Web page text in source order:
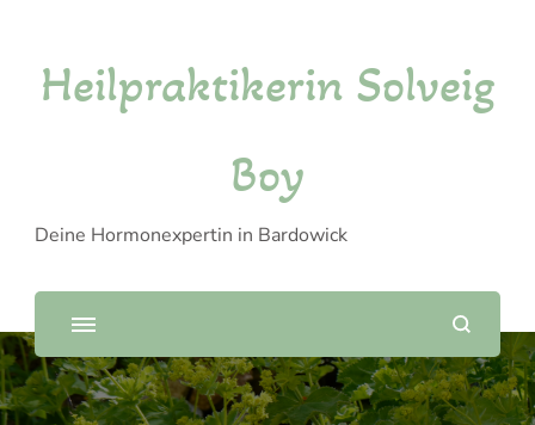
Heilpraktikerin Solveig
Boy
Deine Hormonexpertin in Bardowick